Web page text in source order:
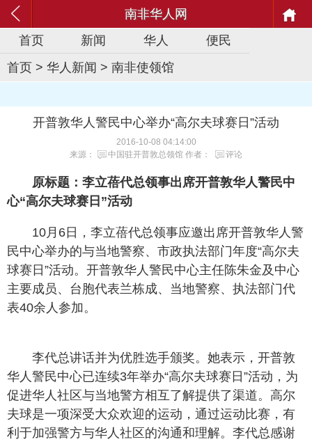
南非华人网
首页
新闻 华人
便民
首页 > 华人新闻 > 南非使领馆
开普敦华人警民中心举办“高尔夫球赛日”活动
2016-10-08 04:14:00
来源：
中国驻开普敦总领馆 作者： 评论
原标题：李立蓓代总领事出席开普敦华人警民中
心“高尔夫球赛日”活动
10月6日，李立蓓代总领事应邀出席开普敦华人警
民中心举办的与当地警察、市政执法部门年度“高尔夫
球赛日”活动。开普敦华人警民中心主任陈朱金及中心
主要成员、台胞代表兰栋成、当地警察、执法部门代
表40余人参加。
李代总讲话并为优胜选手颁奖。她表示，开普敦
华人警民中心已连续3年举办“高尔夫球赛日”活动，为
促进华人社区与当地警方相互了解提供了渠道。高尔
夫球是一项深受大众欢迎的运动，通过运动比赛，有
利于加强警方与华人社区的沟通和理解。李代总感谢